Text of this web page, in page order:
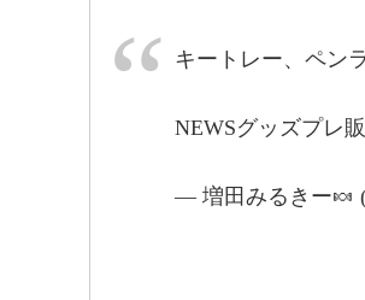
キートレー、ペン
NEWSグッズプレ販
— 増田みるきー🍬